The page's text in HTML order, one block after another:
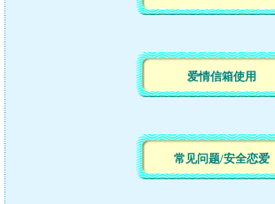
爱情信箱使用
常见问题/安全恋爱